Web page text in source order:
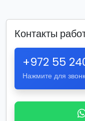
Контакты
+972 55
Нажмите для